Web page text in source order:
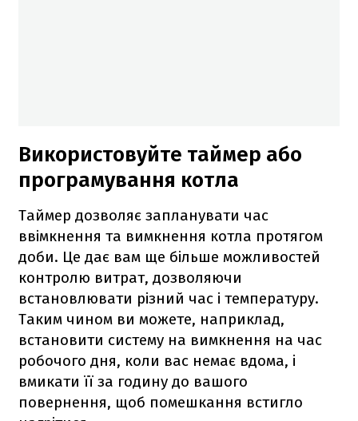
Використовуйте таймер або
програмування котла
Таймер дозволяє запланувати час
ввімкнення та вимкнення котла протягом
доби. Це дає вам ще більше можливостей
контролю витрат, дозволяючи
встановлювати різний час і температуру.
Таким чином ви можете, наприклад,
встановити систему на вимкнення на час
робочого дня, коли вас немає вдома, і
вмикати її за годину до вашого
повернення, щоб помешкання встигло